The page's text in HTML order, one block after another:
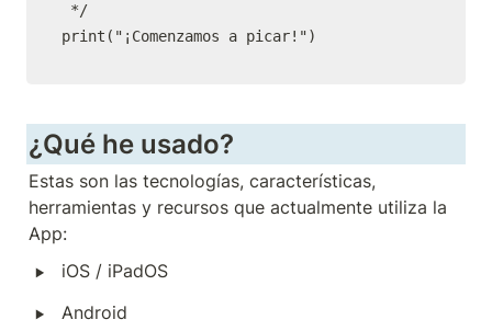
*/
print("¡Comenzamos a picar!")
¿Qué he usado?
Estas son las tecnologías, características,
herramientas y recursos que actualmente utiliza la
App:
‣ iOS / iPadOS
‣ Android